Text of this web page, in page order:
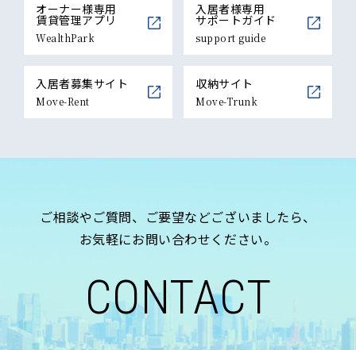
オーナー様専用
賃貸管理アプリ
WealthPark
入居者様専用
サポートガイド
support guide
入居者募集サイト
Move-Rent
収納サイト
Move-Trunk
ご相談やご質問、ご要望などございましたら、
お気軽にお問い合わせください。
CONTACT